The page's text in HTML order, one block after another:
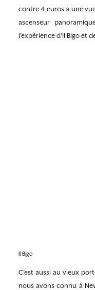
contre 4 euros à une
ascenseur
l’expérience d’Il Bigo et
Il Bigo
C’est aussi au vieux
nous avons connu à